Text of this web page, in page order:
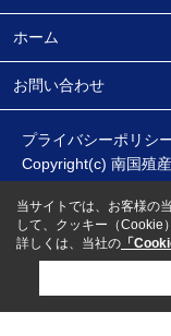
ホーム
お問い合わせ
プライバシーポリシ
Copyright(c) 南国殖
当サイトでは、お客様の
して、クッキー（Cookie
詳しくは、当社の 「